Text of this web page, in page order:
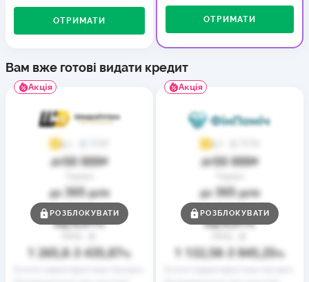
ОТРИМАТИ ОТРИМАТИ
Вам вже готові видати кредит
Акція
4,1
до50 000₴
до 365днів
Ставка
від0,01%
1 265,8 3 435,87%
РОЗБЛОКУВАТИ
Акція
4,7
до50 000₴
до 365днів
Ставка
від0,01%
1 132,58 3 845,25%
РОЗБЛОКУВАТИ